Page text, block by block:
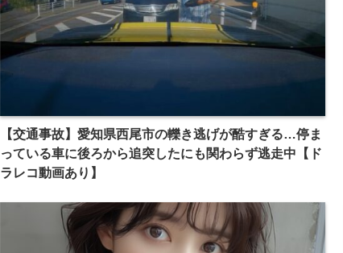
【交通事故】愛知県西尾市の轢き逃げが酷すぎる…停ま
っている車に後ろから追突したにも関わらず逃走中【ド
ラレコ動画あり】